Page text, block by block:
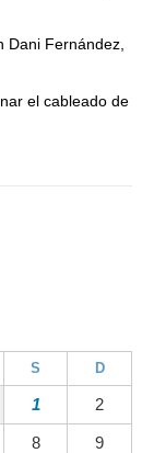
Dani Fernández,
el cableado de
S D
1 2
8 9